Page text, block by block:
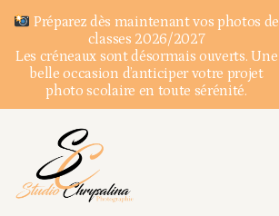
Préparez dès maintenant vos photos de
classes 2026/2027
Les créneaux sont désormais ouverts. Une
belle occasion d’anticiper votre projet
photo scolaire en toute sérénité.